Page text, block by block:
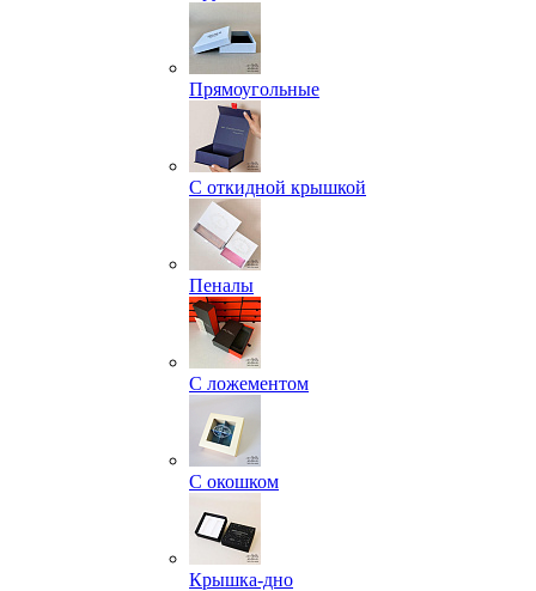
Прямоугольные
С откидной крышкой
Пеналы
С ложементом
С окошком
Крышка-дно